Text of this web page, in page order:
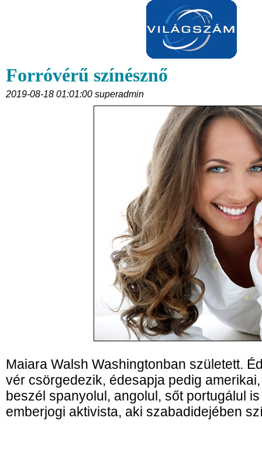
Forróvérű színésznő
2019-08-18 01:01:00 superadmin
Maiara Walsh Washingtonban született.
vér csörgedezik, édesapja pedig
beszél spanyolul, angolul, sőt portugálul
emberjogi aktivista, aki szabadidejében